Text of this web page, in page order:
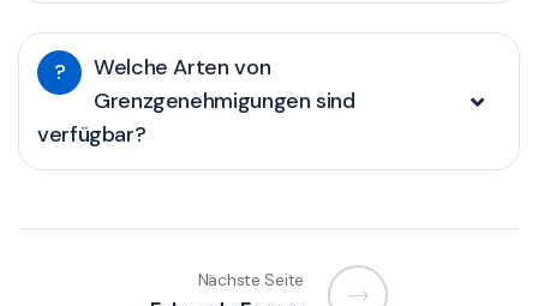
?
Welche Arten von
Grenzgenehmigungen sind
verfügbar?
Nächste Seite